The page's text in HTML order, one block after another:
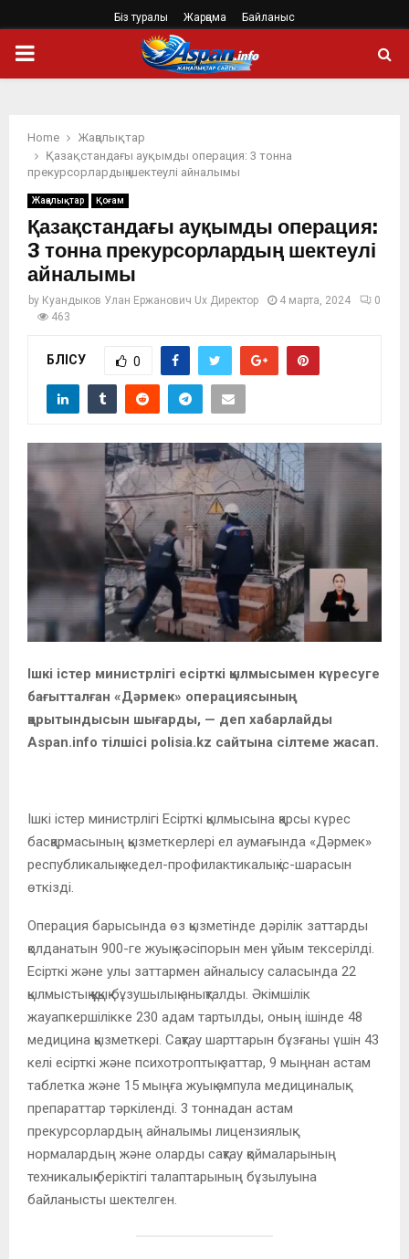
Біз туралы Жарңама Байланыс
PRIMARY
Home
Жаңалықтар
Қазақстандағы ауқымды операция: 3 тонна
прекурсорлардың шектеулі айналымы
Жаңалықтар Қоғам
Қазақстандағы ауқымды операция:
3 тонна прекурсорлардың шектеулі
айналымы
by Куандыков Улан Ержанович Ux Директор 4 марта, 2024
0
463
БӨЛІСУ 0
Ішкі істер министрлігі есірткі қылмысымен күресуге
бағытталған «Дәрмек» операциясының
қорытындысын шығарды, — деп хабарлайды
Aspan.info тілшісі polisia.kz сайтына сілтеме жасап.
Ішкі істер министрлігі Есірткі қылмысына қарсы күрес
басқармасының қызметкерлері ел аумағында «Дәрмек»
республикалық жедел-профилактикалық іс-шарасын
өткізді.
Операция барысында өз қызметінде дәрілік заттарды
қолданатын 900-ге жуық кәсіпорын мен ұйым тексерілді.
Есірткі және улы заттармен айналысу саласында 22
қылмыстық құқық бұзушылық анықталды. Әкімшілік
жауапкершілікке 230 адам тартылды, оның ішінде 48
медицина қызметкері. Сақтау шарттарын бұзғаны үшін 43
келі есірткі және психотроптық заттар, 9 мыңнан астам
таблетка және 15 мыңға жуық ампула медициналық
препараттар тәркіленді. 3 тоннадан астам
прекурсорлардың айналымы лицензиялық
нормалардың және оларды сақтау қоймаларының
техникалық беріктігі талаптарының бұзылуына
байланысты шектелген.